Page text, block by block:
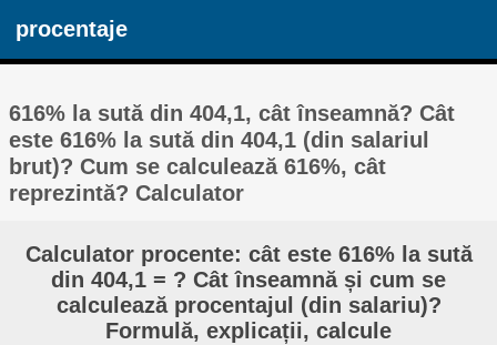
procentaje
616% la sută din 404,1, cât înseamnă? Cât
este 616% la sută din 404,1 (din salariul
brut)? Cum se calculează 616%, cât
reprezintă? Calculator
Calculator procente: cât este 616% la sută
din 404,1 = ? Cât înseamnă și cum se
calculează procentajul (din salariu)?
Formulă, explicații, calcule